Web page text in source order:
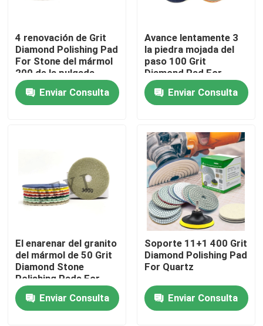
Productos
Sobre nosotros
Control de calidad
Éntrenos en contacto con
Noticias
Casos
4 renovación de Grit
Diamond Polishing Pad
For Stone del mármol
200 de la pulgada
Enviar Consulta
Avance lentamente 3
la piedra mojada del
paso 100 Grit
Diamond Pad For
Quartz Engineered
Enviar Consulta
El enarenar del granito
del mármol de 50 Grit
Diamond Stone
Polishing Pads For
Enviar Consulta
Soporte 11+1 400 Grit
Diamond Polishing Pad
For Quartz
Enviar Consulta